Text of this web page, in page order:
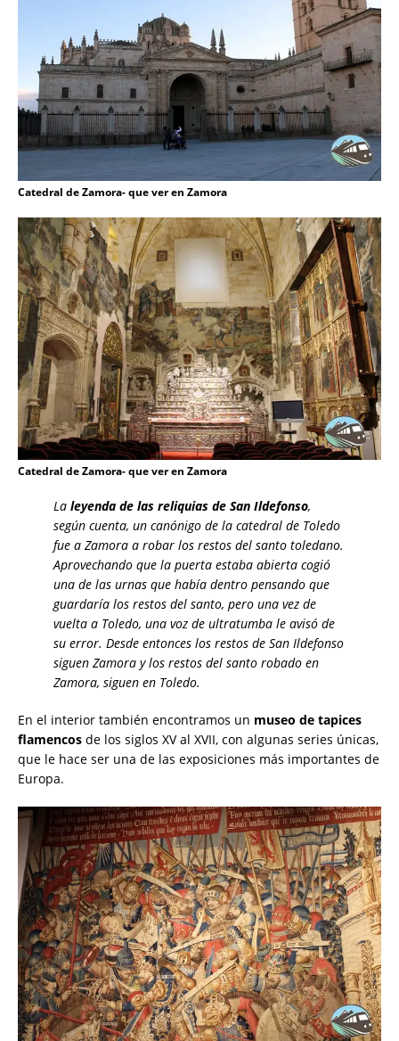
Catedral de Zamora- que ver en Zamora
Catedral de Zamora- que ver en Zamora
La leyenda de las reliquias de San Ildefonso,
según cuenta, un canónigo de la catedral de Toledo
fue a Zamora a robar los restos del santo toledano.
Aprovechando que la puerta estaba abierta cogió
una de las urnas que había dentro pensando que
guardaría los restos del santo, pero una vez de
vuelta a Toledo, una voz de ultratumba le avisó de
su error. Desde entonces los restos de San Ildefonso
siguen Zamora y los restos del santo robado en
Zamora, siguen en Toledo.
En el interior también encontramos un museo de tapices
flamencos de los siglos XV al XVII, con algunas series únicas,
que le hace ser una de las exposiciones más importantes de
Europa.